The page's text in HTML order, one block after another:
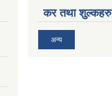
कर तथा शुल्कहरु
अन्य